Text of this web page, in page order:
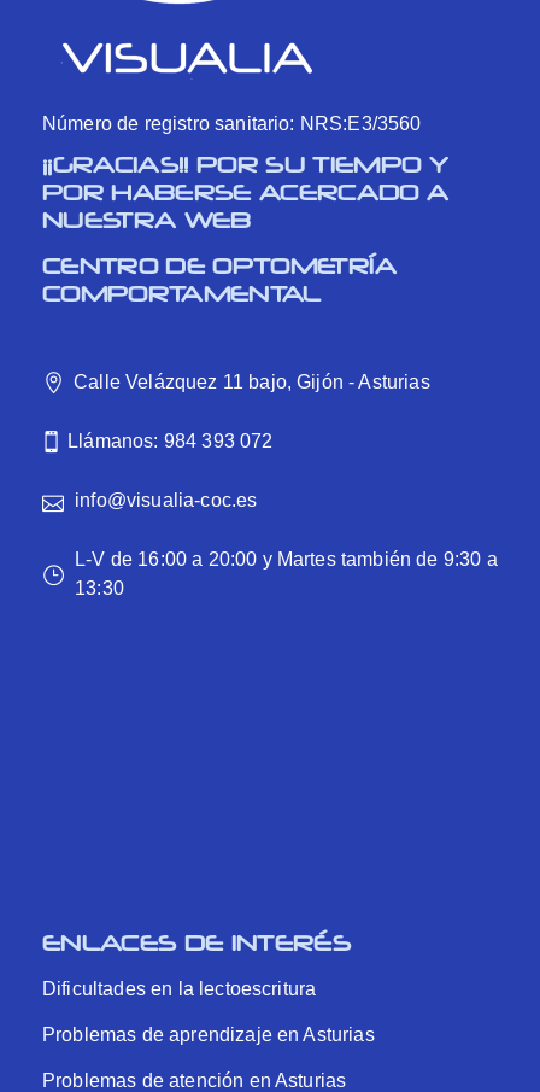
Número de registro sanitario: NRS:E3/3560
¡¡GRACIAS!! POR SU TIEMPO Y
POR HABERSE ACERCADO A
NUESTRA WEB
CENTRO DE OPTOMETRÍA
COMPORTAMENTAL
Calle Velázquez 11 bajo, Gijón - Asturias
Llámanos: 984 393 072
info@visualia-coc.es
L-V de 16:00 a 20:00 y Martes también de 9:30 a
13:30
ENLACES DE INTERÉS
Dificultades en la lectoescritura
Problemas de aprendizaje en Asturias
Problemas de atención en Asturias